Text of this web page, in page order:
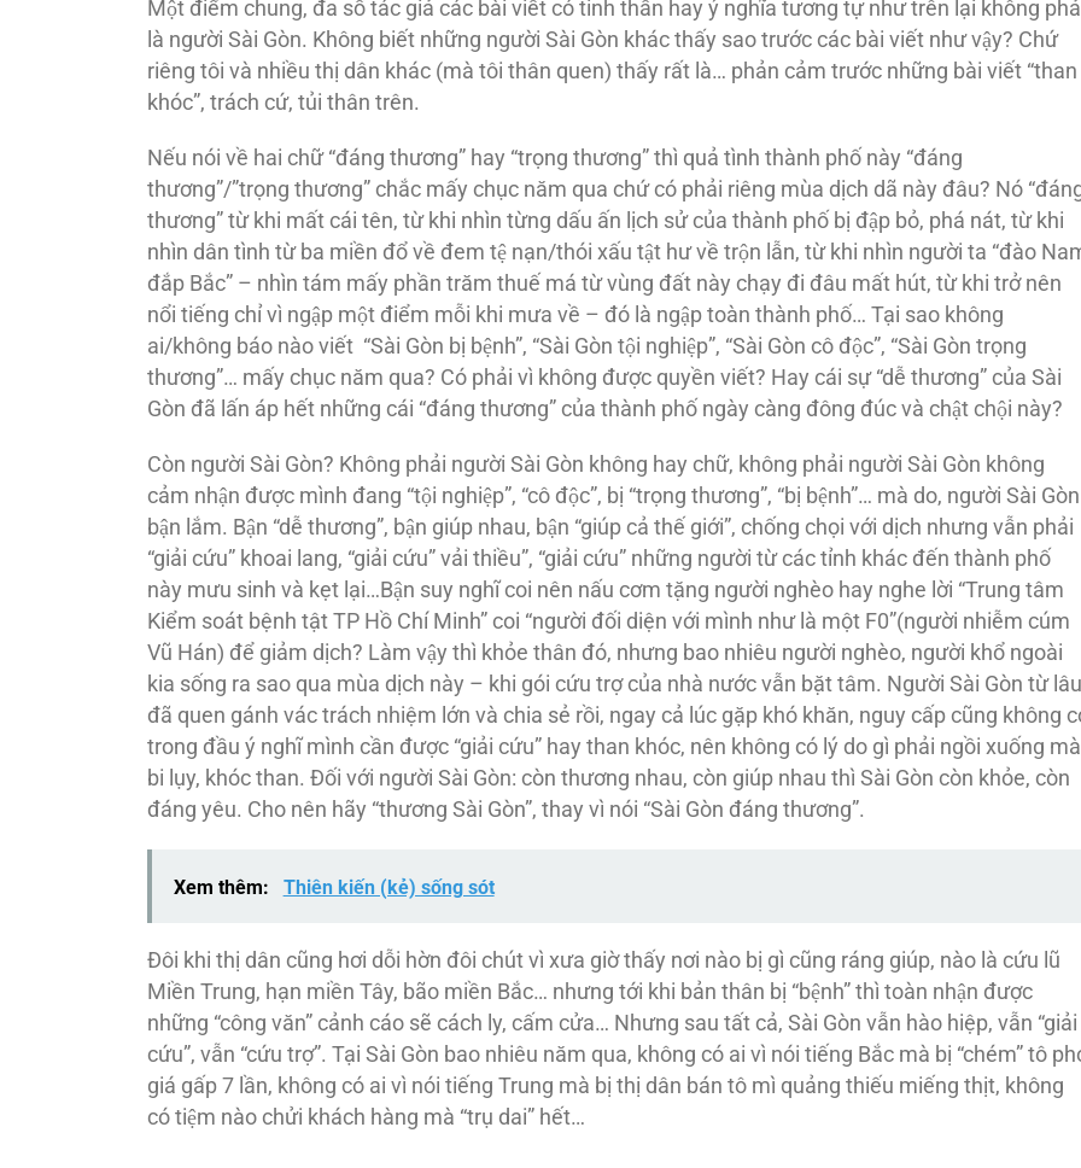
Một điểm chung, đa số tác giả các bài viết có tinh thần hay ý nghĩa tương tự như trên lại không
là người Sài Gòn. Không biết những người Sài Gòn khác thấy sao trước các bài viết như vậy? Chứ
riêng tôi và nhiều thị dân khác (mà tôi thân quen) thấy rất là… phản cảm trước những bài viết “than
khóc”, trách cứ, tủi thân trên.
Nếu nói về hai chữ “đáng thương” hay “trọng thương” thì quả tình thành phố này “đáng
thương”/”trọng thương” chắc mấy chục năm qua chứ có phải riêng mùa dịch dã này đâu? Nó
thương” từ khi mất cái tên, từ khi nhìn từng dấu ấn lịch sử của thành phố bị đập bỏ, phá nát, từ khi
nhìn dân tình từ ba miền đổ về đem tệ nạn/thói xấu tật hư về trộn lẫn, từ khi nhìn người ta “đào
đắp Bắc” – nhìn tám mấy phần trăm thuế má từ vùng đất này chạy đi đâu mất hút, từ khi trở nên
nổi tiếng chỉ vì ngập một điểm mỗi khi mưa về – đó là ngập toàn thành phố… Tại sao không
ai/không báo nào viết “Sài Gòn bị bệnh”, “Sài Gòn tội nghiệp”, “Sài Gòn cô độc”, “Sài Gòn trọng
thương”… mấy chục năm qua? Có phải vì không được quyền viết? Hay cái sự “dễ thương” của Sài
Gòn đã lấn áp hết những cái “đáng thương” của thành phố ngày càng đông đúc và chật chội này?
Còn người Sài Gòn? Không phải người Sài Gòn không hay chữ, không phải người Sài Gòn không
cảm nhận được mình đang “tội nghiệp”, “cô độc”, bị “trọng thương”, “bị bệnh”… mà do, người Sài Gòn
bận lắm. Bận “dễ thương”, bận giúp nhau, bận “giúp cả thế giới”, chống chọi với dịch nhưng vẫn phải
“giải cứu” khoai lang, “giải cứu” vải thiều”, “giải cứu” những người từ các tỉnh khác đến thành phố
này mưu sinh và kẹt lại…Bận suy nghĩ coi nên nấu cơm tặng người nghèo hay nghe lời “Trung tâm
Kiểm soát bệnh tật TP Hồ Chí Minh” coi “người đối diện với mình như là một F0”(người nhiễm cúm
Vũ Hán) để giảm dịch? Làm vậy thì khỏe thân đó, nhưng bao nhiêu người nghèo, người khổ ngoài
kia sống ra sao qua mùa dịch này – khi gói cứu trợ của nhà nước vẫn bặt tâm. Người Sài Gòn từ lâu
đã quen gánh vác trách nhiệm lớn và chia sẻ rồi, ngay cả lúc gặp khó khăn, nguy cấp cũng không
trong đầu ý nghĩ mình cần được “giải cứu” hay than khóc, nên không có lý do gì phải ngồi xuống mà
bi lụy, khóc than. Ðối với người Sài Gòn: còn thương nhau, còn giúp nhau thì Sài Gòn còn khỏe, còn
đáng yêu. Cho nên hãy “thương Sài Gòn”, thay vì nói “Sài Gòn đáng thương”.
Xem thêm: Thiên kiến (kẻ) sống sót
Ðôi khi thị dân cũng hơi dỗi hờn đôi chút vì xưa giờ thấy nơi nào bị gì cũng ráng giúp, nào là cứu lũ
Miền Trung, hạn miền Tây, bão miền Bắc… nhưng tới khi bản thân bị “bệnh” thì toàn nhận được
những “công văn” cảnh cáo sẽ cách ly, cấm cửa… Nhưng sau tất cả, Sài Gòn vẫn hào hiệp, vẫn “giải
cứu”, vẫn “cứu trợ”. Tại Sài Gòn bao nhiêu năm qua, không có ai vì nói tiếng Bắc mà bị “chém” tô
giá gấp 7 lần, không có ai vì nói tiếng Trung mà bị thị dân bán tô mì quảng thiếu miếng thịt, không
có tiệm nào chửi khách hàng mà “trụ dai” hết…